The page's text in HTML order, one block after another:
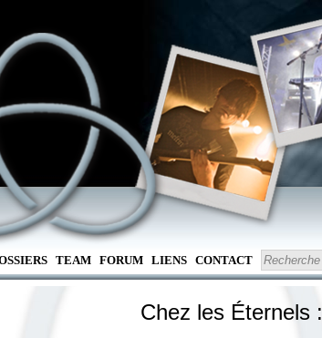
TEAM FORUM LIENS CONTACT
Chez les Éternels :